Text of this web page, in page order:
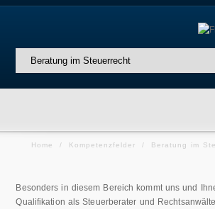
Home / Kompetenzfelder / Beratung im
Besonders in diesem Bereich kommt uns und
Qualifikation als Steuerberater und